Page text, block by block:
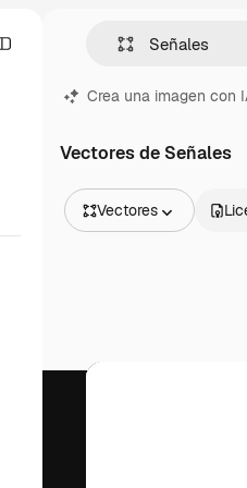
Crea una imagen con
Vectores de Señales
Vectores
Vídeos